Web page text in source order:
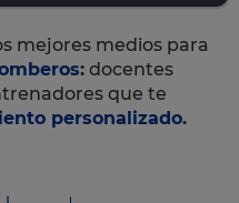
mejores medios para
: docentes
que te
personalizado.